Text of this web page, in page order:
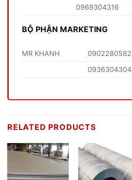
0969304316
BỘ PHẬN MARKETING
MR KHANH 0902280582
0936304304
RELATED PRODUCTS